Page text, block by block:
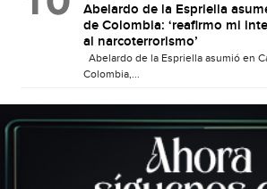
Abelardo de la Espriella
de Colombia: ‘reafirmo mi
al narcoterrorismo’
Abelardo de la Espriella asumió en
Colombia,...